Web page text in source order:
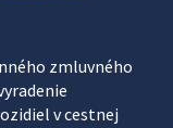
zmluvného
v cestnej